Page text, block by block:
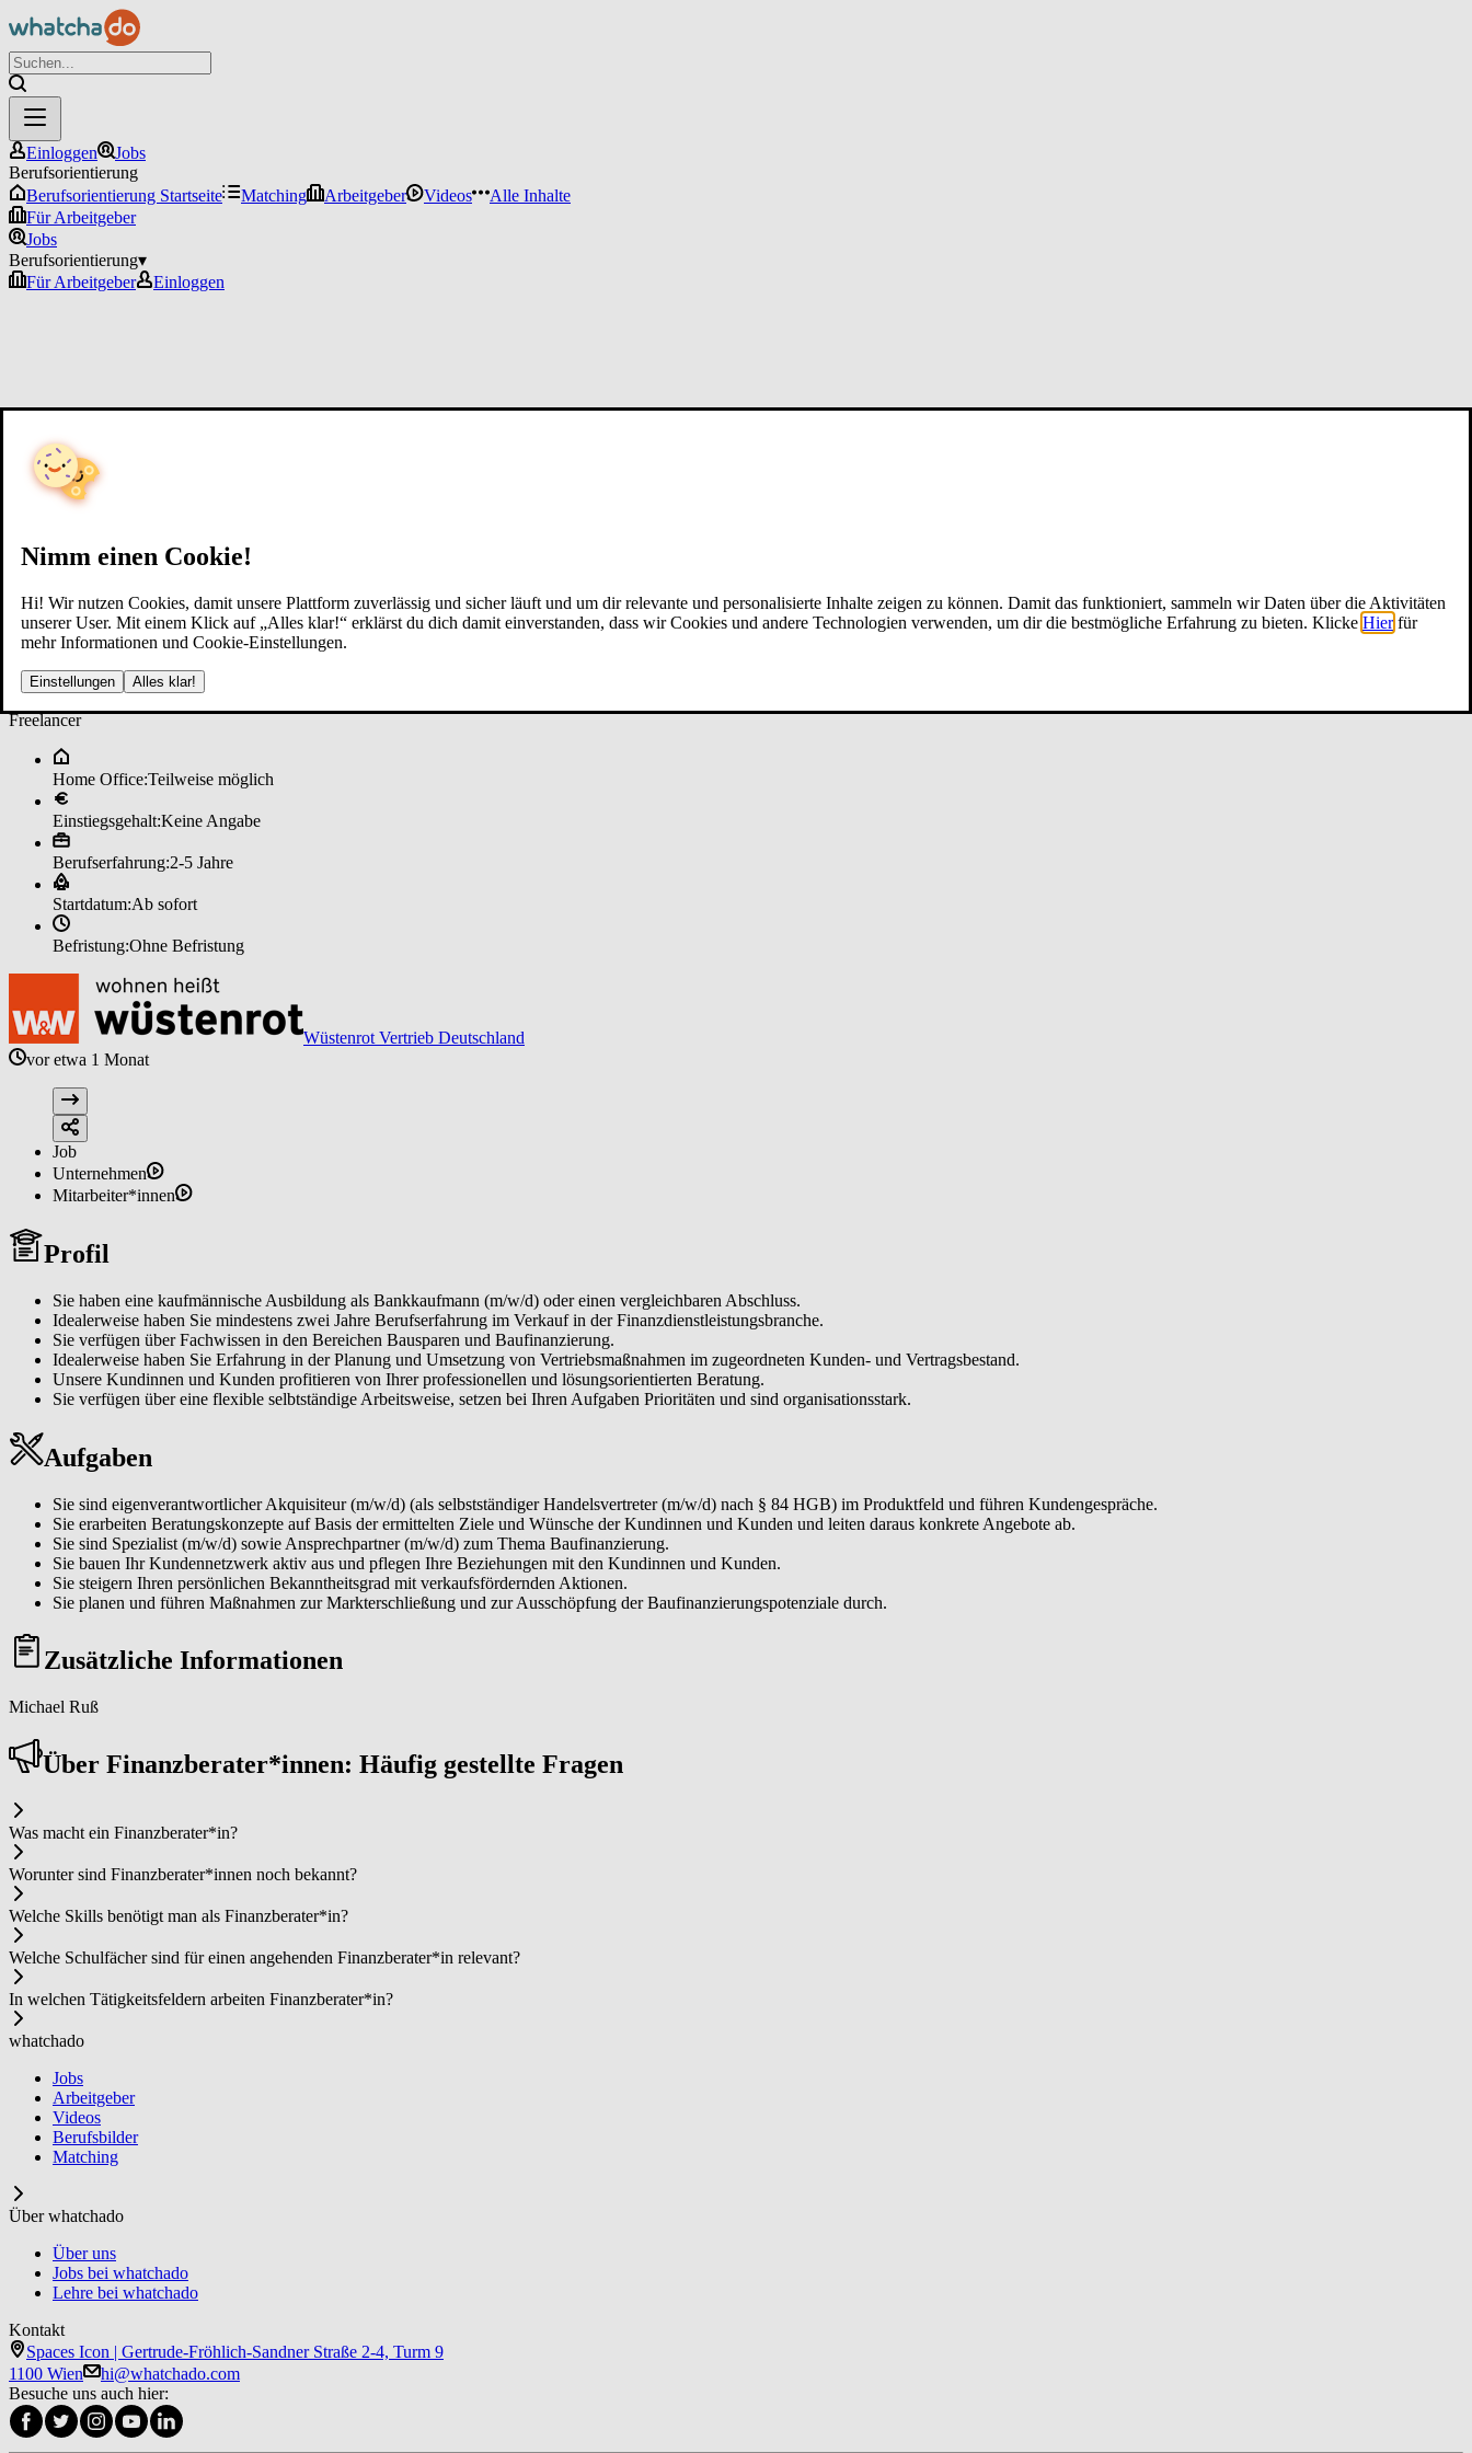
Nimm einen Cookie!
Hi! Wir nutzen Cookies, damit unsere Plattform zuverlässig und sicher läuft und um dir relevante und personalisierte Inhalte zeigen zu können. Damit das funktioniert, sammeln wir Daten über die Aktivitäten
unserer User. Mit einem Klick auf „Alles klar!“ erklärst du dich damit einverstanden, dass wir Cookies und andere Technologien verwenden, um dir die bestmögliche Erfahrung zu bieten. Klicke Hier für
mehr Informationen und Cookie-Einstellungen.
Einstellungen Alles klar!
Einloggen
Jobs
Berufsorientierung
Berufsorientierung Startseite
Matching Arbeitgeber Videos
Alle Inhalte
Für Arbeitgeber
Jobs
Berufsorientierung▾
Für Arbeitgeber
Einloggen
Bau­fi­nan­zie­rungs­spe­zia­lis­t (m/w/d) bei un­de­fi­ned
Freelancer
Home Office:Teilweise möglich
Einstiegsgehalt:Keine Angabe
Berufserfahrung:2-5 Jahre
Startdatum:Ab sofort
Befristung:Ohne Befristung
Wüstenrot Vertrieb Deutschland
vor etwa 1 Monat
Job
Unternehmen
Mitarbeiter*innen
Profil
Sie haben eine kaufmännische Ausbildung als Bankkaufmann (m/w/d) oder einen vergleichbaren Abschluss.
Idealerweise haben Sie mindestens zwei Jahre Berufserfahrung im Verkauf in der Finanzdienstleistungsbranche.
Sie verfügen über Fachwissen in den Bereichen Bausparen und Baufinanzierung.
Idealerweise haben Sie Erfahrung in der Planung und Umsetzung von Vertriebsmaßnahmen im zugeordneten Kunden- und Vertragsbestand.
Unsere Kundinnen und Kunden profitieren von Ihrer professionellen und lösungsorientierten Beratung.
Sie verfügen über eine flexible selbtständige Arbeitsweise, setzen bei Ihren Aufgaben Prioritäten und sind organisationsstark.
Aufgaben
Sie sind eigenverantwortlicher Akquisiteur (m/w/d) (als selbstständiger Handelsvertreter (m/w/d) nach § 84 HGB) im Produktfeld und führen Kundengespräche.
Sie erarbeiten Beratungskonzepte auf Basis der ermittelten Ziele und Wünsche der Kundinnen und Kunden und leiten daraus konkrete Angebote ab.
Sie sind Spezialist (m/w/d) sowie Ansprechpartner (m/w/d) zum Thema Baufinanzierung.
Sie bauen Ihr Kundennetzwerk aktiv aus und pflegen Ihre Beziehungen mit den Kundinnen und Kunden.
Sie steigern Ihren persönlichen Bekanntheitsgrad mit verkaufsfördernden Aktionen.
Sie planen und führen Maßnahmen zur Markterschließung und zur Ausschöpfung der Baufinanzierungspotenziale durch.
Zusätzliche Informationen
Michael Ruß
Über Fi­nanz­be­ra­ter*in­nen: Häufig gestellte Fragen
Was macht ein Fi­nanz­be­ra­ter*in?
Worunter sind Fi­nanz­be­ra­ter*in­nen noch bekannt?
Welche Skills benötigt man als Fi­nanz­be­ra­ter*in?
Welche Schulfächer sind für einen angehenden Fi­nanz­be­ra­ter*in relevant?
In welchen Tätigkeitsfeldern arbeiten Fi­nanz­be­ra­ter*in?
whatchado
Jobs
Arbeitgeber
Videos
Berufsbilder
Matching
Über whatchado
Über uns
Jobs bei whatchado
Lehre bei whatchado
Kontakt
Spaces Icon | Gertrude-Fröhlich-Sandner Straße 2-4, Turm 9
1100 Wien
hi@whatchado.com
Besuche uns auch hier: